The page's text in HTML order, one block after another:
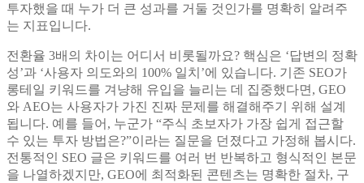
투자했을 때 누가 더 큰 성과를 거둘 것인가를 명확히 알려주
는 지표입니다.
전환율 3배의 차이는 어디서 비롯될까요? 핵심은 ‘답변의 정확
성’과 ‘사용자 의도와의 100% 일치’에 있습니다. 기존 SEO가
롱테일 키워드를 겨냥해 유입을 늘리는 데 집중했다면, GEO
와 AEO는 사용자가 가진 진짜 문제를 해결해주기 위해 설계
됩니다. 예를 들어, 누군가 “주식 초보자가 가장 쉽게 접근할
수 있는 투자 방법은?”이라는 질문을 던졌다고 가정해 봅시다.
전통적인 SEO 글은 키워드를 여러 번 반복하고 형식적인 본문
을 나열하겠지만, GEO에 최적화된 콘텐츠는 명확한 절차, 구